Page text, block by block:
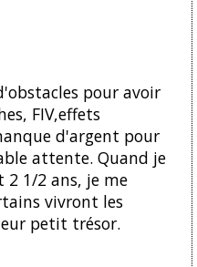
pour avoir
FIV,effets
d'argent pour
attente. Quand je
1/2 ans, je me
vivront les
petit trésor.